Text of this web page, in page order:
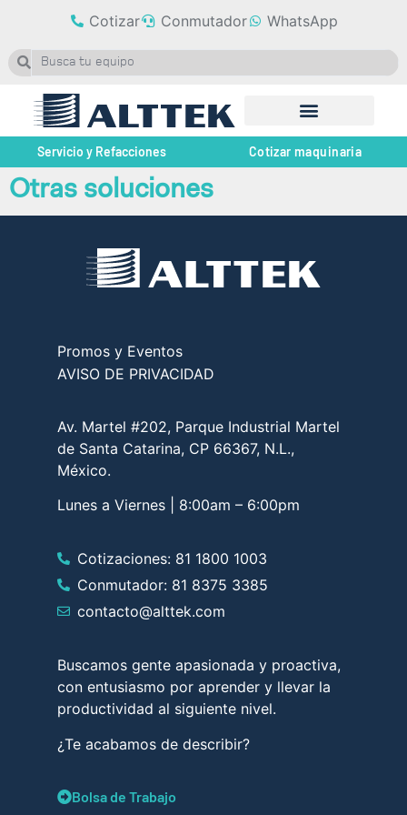
Cotizar Conmutador WhatsApp
Servicio y Refacciones Cotizar maquinaria
Otras soluciones
Promos y Eventos
AVISO DE PRIVACIDAD
Av. Martel #202, Parque Industrial Martel
de Santa Catarina, CP 66367, N.L.,
México.
Lunes a Viernes | 8:00am – 6:00pm
Cotizaciones: 81 1800 1003
Conmutador: 81 8375 3385
contacto@alttek.com
Buscamos gente apasionada y proactiva,
con entusiasmo por aprender y llevar la
productividad al siguiente nivel.
¿Te acabamos de describir?
Bolsa de Trabajo